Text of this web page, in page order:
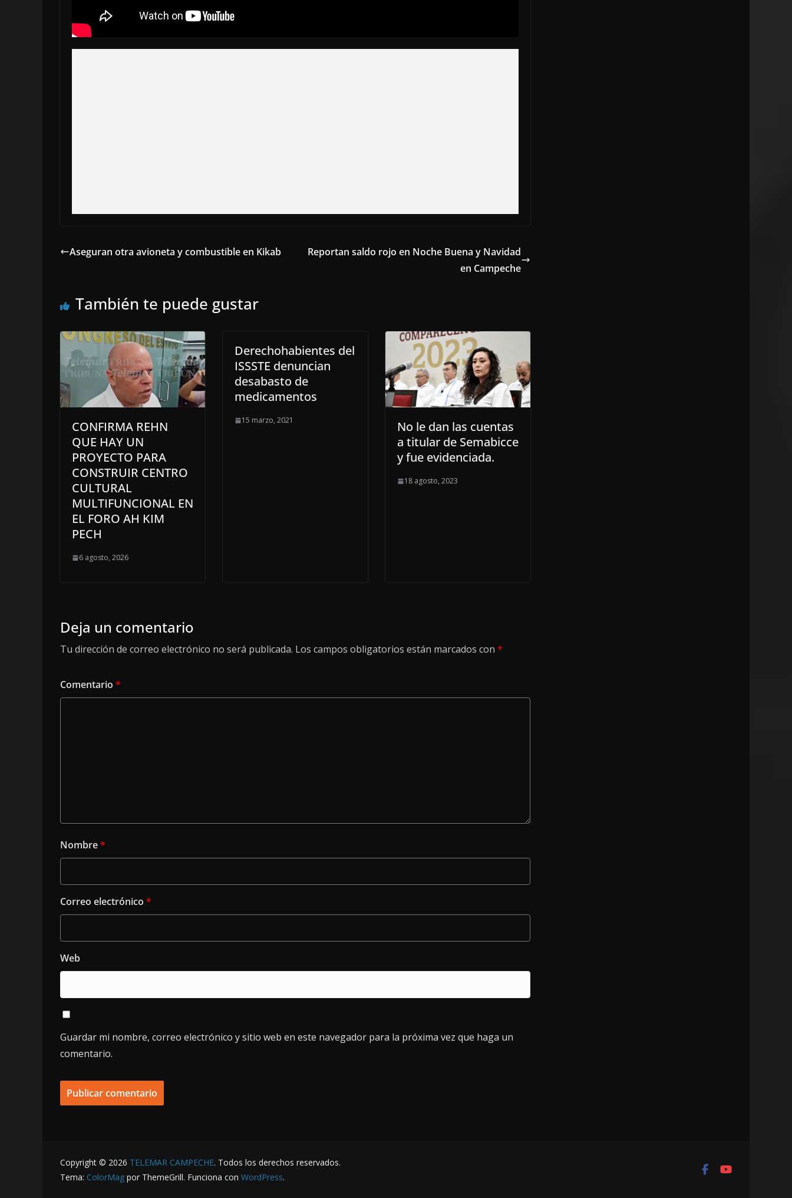
Aseguran otra avioneta y combustible en Kikab
Reportan saldo rojo en Noche Buena y Navidad
en Campeche
También te puede gustar
CONFIRMA REHN
QUE HAY UN
PROYECTO PARA
CONSTRUIR CENTRO
CULTURAL
MULTIFUNCIONAL EN
EL FORO AH KIM
PECH
6 agosto, 2026
Derechohabientes del
ISSSTE denuncian
desabasto de
medicamentos
15 marzo, 2021
No le dan las cuentas
a titular de Semabicce
y fue evidenciada.
18 agosto, 2023
Deja un comentario
Tu dirección de correo electrónico no será publicada. Los campos obligatorios están marcados con *
Comentario *
Nombre*
Correo electrónico *
Web
Guardar mi nombre, correo electrónico y sitio web en este navegador para la próxima vez que haga un
comentario.
Copyright © 2026 TELEMAR CAMPECHE. Todos los derechos reservados.
Tema: ColorMag por ThemeGrill. Funciona con WordPress.